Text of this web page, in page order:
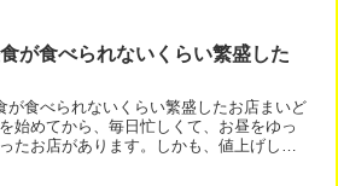
が食べられないくらい繁盛した
食べられないくらい繁盛したお店まいど
始めてから、毎日忙しくて、お昼をゆっ
たお店があります。しかも、値上げして